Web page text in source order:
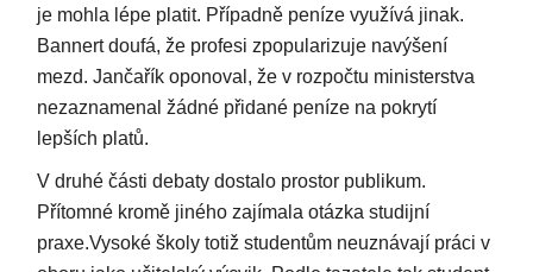
je mohla lépe platit. Případně peníze využívá jinak.
Bannert doufá, že profesi zpopularizuje navýšení
mezd. Jančařík oponoval, že v rozpočtu ministerstva
nezaznamenal žádné přidané peníze na pokrytí
lepších platů.
V druhé části debaty dostalo prostor publikum.
Přítomné kromě jiného zajímala otázka studijní
praxe.Vysoké školy totiž studentům neuznávají práci v